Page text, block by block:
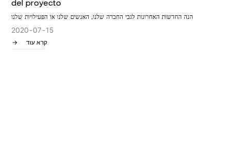
del proyecto
הנה החדשות האחרונות לגבי החברה שלנו, האנשים שלנו או הפעילויות שלנו
2020 07 15
קרא עוד